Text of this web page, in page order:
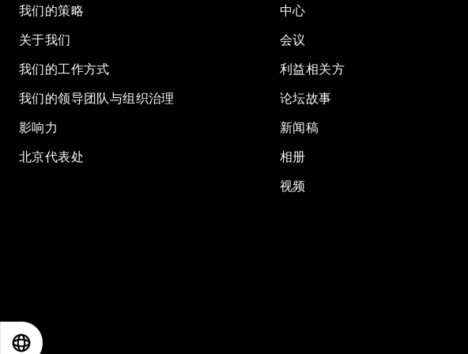
我们的策略
关于我们
我们的工作方式
我们的领导团队与组织治理
影响力
北京代表处
中心
会议
利益相关方
论坛故事
新闻稿
相册
视频